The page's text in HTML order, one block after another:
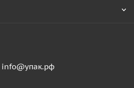
info@упак.рф